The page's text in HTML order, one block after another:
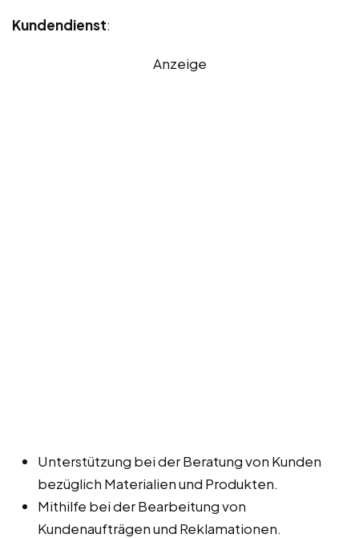
Kundendienst:
Anzeige
Unterstützung bei der Beratung von Kunden
bezüglich Materialien und Produkten.
Mithilfe bei der Bearbeitung von
Kundenaufträgen und Reklamationen.